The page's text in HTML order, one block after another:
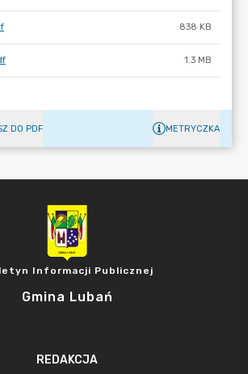
838 KB
1.3 MB
DO PDF METRYCZKA
Informacji Publicznej
Gmina Lubań
REDAKCJA